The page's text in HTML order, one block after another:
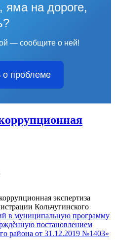
яма на дороге,
— сообщите о ней!
проблеме
экспертиза
Кольчугинского
в муниципальную программу
постановлением
района от 31.12.2019 №1403»